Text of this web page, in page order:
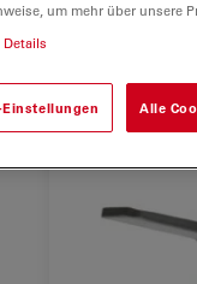
um mehr über unsere
Alle